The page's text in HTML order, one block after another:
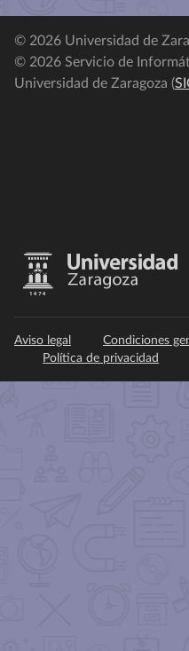
© 2026 Universidad de
© 2026 Servicio de
Universidad de Zaragoza (
Aviso legal
Condiciones
Política de privacidad